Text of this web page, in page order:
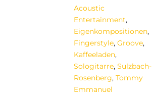
Acoustic
Entertainment,
Eigenkompositionen,
Fingerstyle, Groove,
Kaffeeladen,
Sologitarre, Sulzbach-
Rosenberg, Tommy
Emmanuel